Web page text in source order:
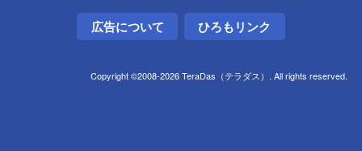
広告について ひろもリンク
Copyright ©2008-2026 TeraDas（テラダス）. All rights reserved.